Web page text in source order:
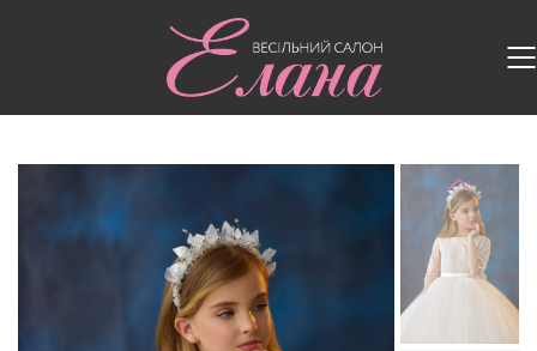
Дитячі сукні/Дитяча сукня 3740